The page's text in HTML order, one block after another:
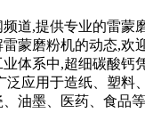
道,提供专业的雷蒙
蒙磨粉机的动态,欢
体系中,超细碳酸钙
泛应用于造纸、塑料
油墨、医药、食品等